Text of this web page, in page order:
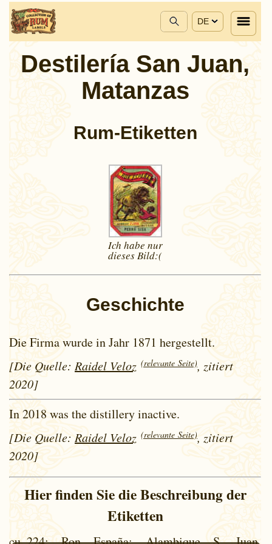
DE
Destilería San Juan,
Matanzas
Rum-Etiketten
Ich habe nur
diesesBild:(
Geschichte
Die Firma wurde in Jahr 1871 hergestellt.
[Die Quelle: Raidel Veloz (relevante Seite), zitiert
2020]
In 2018 was the distillery inactive.
[Die Quelle: Raidel Veloz (relevante Seite), zitiert
2020]
Hier finden Sie die Beschreibung der
Etiketten